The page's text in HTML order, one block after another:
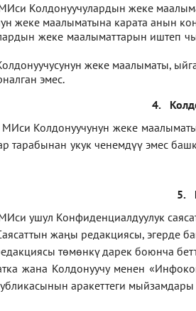
Колдонуучулардын жеке
жеке маалыматына карата анын
жеке маалыматтарын иштеп
жеке маалыматы,
эмес.
4.
Колдонуучунун жеке
тарабынан укук ченемдүү эмес
5.
ушул Конфиденциалдуулук
жаңы редакциясы, эгерде
төмөнкү дарек боюнча
жана Колдонуучу менен
аракеттеги мыйзамдары